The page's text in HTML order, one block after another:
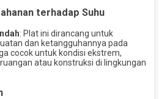
terhadap Suhu
: Plat ini dirancang untuk
dan ketangguhannya pada
cocok untuk kondisi ekstrem,
atau konstruksi di lingkungan